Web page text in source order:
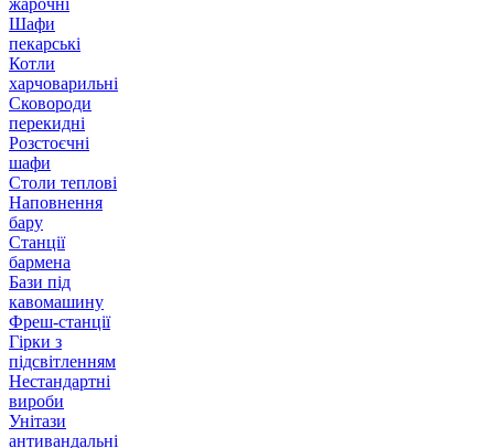
жарочні
Шафи
пекарські
Котли
харчоварильні
Сковороди
перекидні
Розстоєчні
шафи
Столи теплові
Наповнення
бару
Станції
бармена
Бази під
кавомашину
Фреш-станції
Гірки з
підсвітленням
Нестандартні
вироби
Унітази
антивандальні